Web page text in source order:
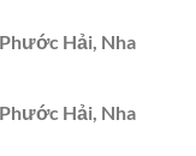
Hải, Nha
Hải, Nha